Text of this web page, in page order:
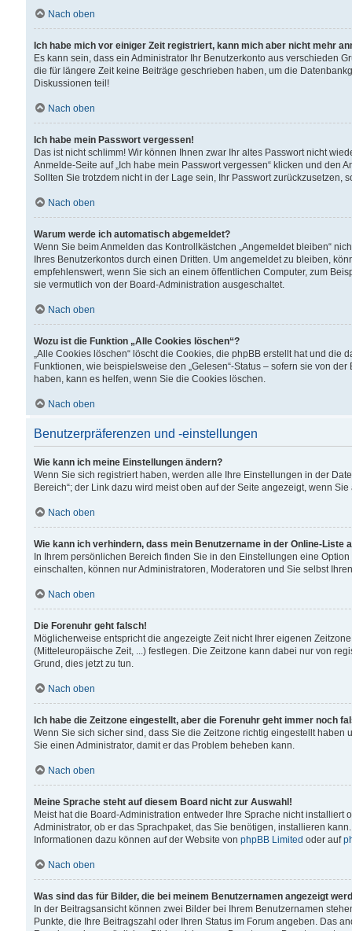
Nach oben
Ich habe mich vor einiger Zeit registriert, kann mich aber nicht mehr
Es kann sein, dass ein Administrator Ihr Benutzerkonto aus verschieden
die für längere Zeit keine Beiträge geschrieben haben, um die
Diskussionen teil!
Nach oben
Ich habe mein Passwort vergessen!
Das ist nicht schlimm! Wir können Ihnen zwar Ihr altes Passwort nicht
Anmelde-Seite auf „Ich habe mein Passwort vergessen“ klicken und
Sollten Sie trotzdem nicht in der Lage sein, Ihr Passwort zurückzusetzen,
Nach oben
Warum werde ich automatisch abgemeldet?
Wenn Sie beim Anmelden das Kontrollkästchen „Angemeldet bleiben“
Ihres Benutzerkontos durch einen Dritten. Um angemeldet zu bleiben,
empfehlenswert, wenn Sie sich an einem öffentlichen Computer, zum
sie vermutlich von der Board-Administration ausgeschaltet.
Nach oben
Wozu ist die Funktion „Alle Cookies löschen“?
„Alle Cookies löschen“ löscht die Cookies, die phpBB erstellt hat und
Funktionen, wie beispielsweise den „Gelesen“-Status – sofern sie von
haben, kann es helfen, wenn Sie die Cookies löschen.
Nach oben
Benutzerpräferenzen und -einstellungen
Wie kann ich meine Einstellungen ändern?
Wenn Sie sich registriert haben, werden alle Ihre Einstellungen in der
Bereich“; der Link dazu wird meist oben auf der Seite angezeigt, wenn
Nach oben
Wie kann ich verhindern, dass mein Benutzername in der Online-Liste
In Ihrem persönlichen Bereich finden Sie in den Einstellungen eine
einschalten, können nur Administratoren, Moderatoren und Sie selbst
Nach oben
Die Forenuhr geht falsch!
Möglicherweise entspricht die angezeigte Zeit nicht Ihrer eigenen
(Mitteleuropäische Zeit, ...) festlegen. Die Zeitzone kann dabei nur von
Grund, dies jetzt zu tun.
Nach oben
Ich habe die Zeitzone eingestellt, aber die Forenuhr geht immer noch
Wenn Sie sich sicher sind, dass Sie die Zeitzone richtig eingestellt
Sie einen Administrator, damit er das Problem beheben kann.
Nach oben
Meine Sprache steht auf diesem Board nicht zur Auswahl!
Meist hat die Board-Administration entweder Ihre Sprache nicht
Administrator, ob er das Sprachpaket, das Sie benötigen, installieren
Informationen dazu können auf der Website von phpBB Limited oder auf
Nach oben
Was sind das für Bilder, die bei meinem Benutzernamen angezeigt
In der Beitragsansicht können zwei Bilder bei Ihrem Benutzernamen
Punkte, die Ihre Beitragszahl oder Ihren Status im Forum angeben. Das